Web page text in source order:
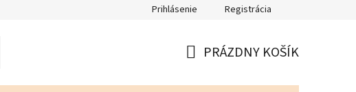
Heureka - Overené Zákazníkmi Zásady používania Cookies
Prihlásenie Registrácia
PRÁZDNY KOŠÍK